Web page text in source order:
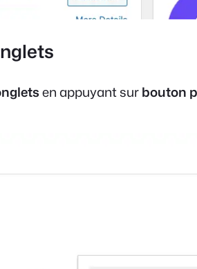
en appuyant surbouton